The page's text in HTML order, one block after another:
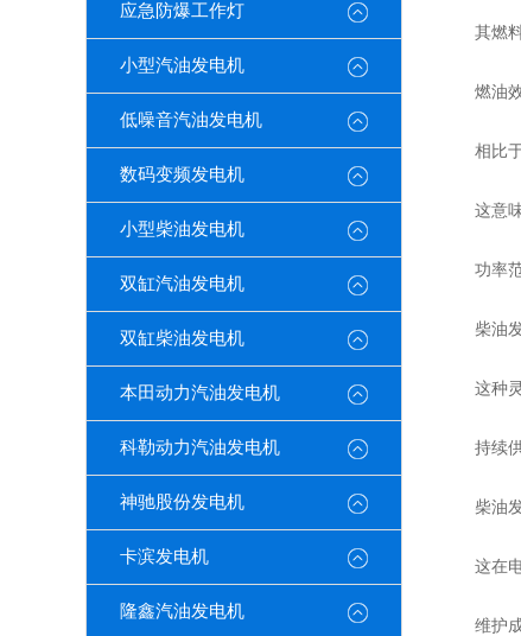
应急防爆工作灯
小型汽油发电机
低噪音汽油发电机
数码变频发电机
小型柴油发电机
双缸汽油发电机
双缸柴油发电机
本田动力汽油发电机
科勒动力汽油发电机
神驰股份发电机
卡滨发电机
隆鑫汽油发电机
其燃料
燃油效
相比于
这意味
功率范
柴油发
这种灵
持续供
柴油发
这在电
维护成